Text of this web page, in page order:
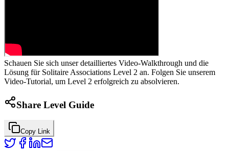
Schauen Sie sich unser detailliertes Video-Walkthrough und die
Lösung für Solitaire Associations Level 2 an. Folgen Sie unserem
Video-Tutorial, um Level 2 erfolgreich zu absolvieren.
Share Level Guide
Copy Link